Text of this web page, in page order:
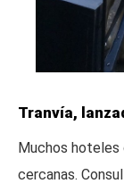
Tranvía,
Muchos
cercanas.